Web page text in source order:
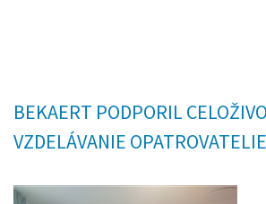
BEKAERT PODPORIL
VZDELÁVANIE